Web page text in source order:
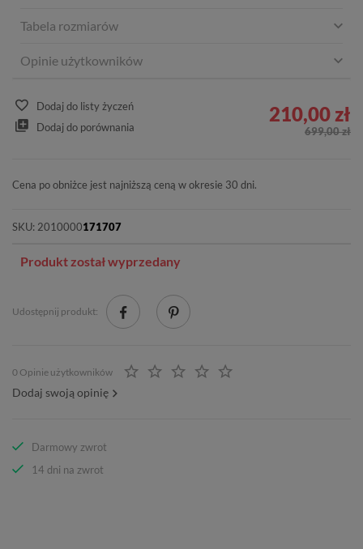
Tabela rozmiarów
Opinie użytkowników
Dodaj do listy życzeń
Dodaj do porównania
210,00 zł
699,00 zł
Cena po obniżce jest najniższą ceną w okresie 30 dni.
SKU: 2010000171707
Produkt został wyprzedany
Udostępnij produkt:
0 Opinie użytkowników
Dodaj swoją opinię
Darmowy zwrot
14 dni na zwrot